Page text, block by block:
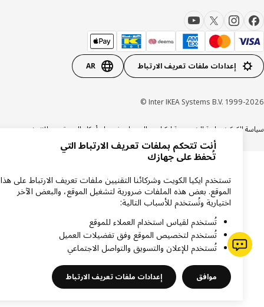
إعدادات ملفات تعريف الارتباط AR
Inter IKEA Systems B.V. 1999-
الكوكيز سياسة الخصوصية ايكيا دعم المنتجات شروط وأحكام التسوق عبر الإنترنت
أنت تتحكم بملفات تعريف الارتباط التي
تُحفظ على جهازك
تستخدم ايكيا الكويت وشركائنا التقنيين ملفات تعريف الارتباط على هذا
الموقع. بعض هذه الملفات ضرورية لتشغيل الموقع، والبعض الآخر
اختيارية وتُستخدم للأسباب التالية:
تُستخدم لقياس استخدام العملاء للموقع
تُستخدم لتخصيص الموقع وفق تفضيلات العميل
تُستخدم للإعلان والتسويق والتواصل الاجتماعي
موافق إعدادات ملفات تعريف الارتباط